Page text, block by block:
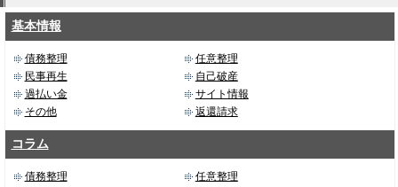
基本情報
債務整理
任意整理
民事再生
自己破産
過払い金
サイト情報
その他
返還請求
コラム
債務整理
任意整理